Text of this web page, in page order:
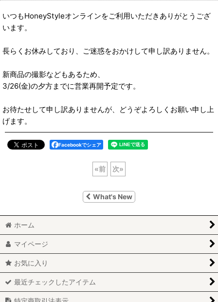
いつもHoneyStyleオンラインをご利用いただきありがとうござ
います。
長らくお休みしており、ご迷惑をおかけして申し訳ありません。
新商品の撮影などもあるため、
3/26(金)の夕方までに営業再開予定です。
お待たせして申し訳ありませんが、どうぞよろしくお願い申し上
げます。
Facebookでシェア
«前 次»
What's New
ホーム
マイページ
お気に入り
最近チェックしたアイテム